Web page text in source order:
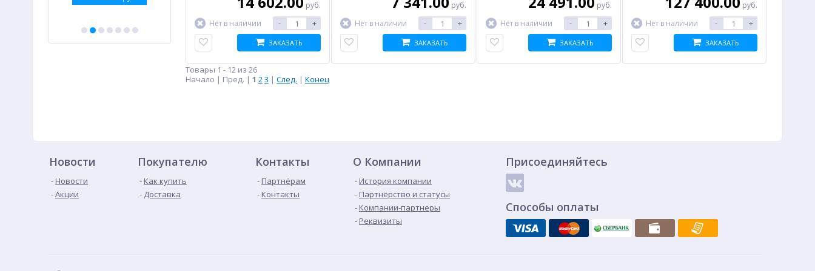
руб.
Нет в наличии
- +
ЗАКАЗАТЬ
руб.
Нет в наличии
- +
ЗАКАЗАТЬ
руб.
Нет в наличии
- +
ЗАКАЗАТЬ
руб.
Нет в наличии
- +
ЗАКАЗАТЬ
Товары 1 - 12 из 26
Начало | Пред. | 1 23 | След. | Конец
Новости
Новости
Акции
Покупателю
Как купить
Доставка
Контакты
Партнёрам
Контакты
О Компании
История компании
Партнёрство и статусы
Компании-партнеры
Реквизиты
Присоединяйтесь
Способы оплаты